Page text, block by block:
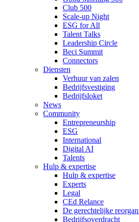
Club 500
Scale-up Night
ESG for All
Talent Talks
Leadership Circle
Beci Summit
Connectors
Diensten
Verhuur van zalen
Bedrijfsvestiging
Bedrijfsloket
News
Community
Entrepreneurship
ESG
International
Digital AI
Talents
Hulp & expertise
Hulp & expertise
Experts
Legal
CEd Relance
De gerechtelijke
Bedrijfsoverdracht